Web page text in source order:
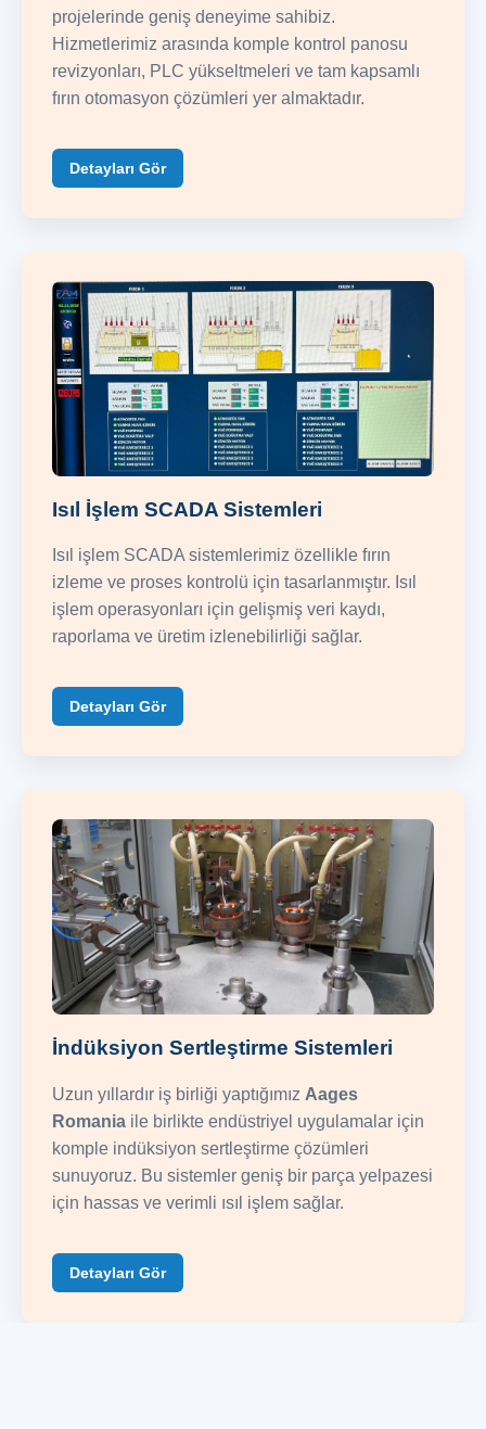
projelerinde geniş deneyime sahibiz.
Hizmetlerimiz arasında komple kontrol panosu
revizyonları, PLC yükseltmeleri ve tam kapsamlı
fırın otomasyon çözümleri yer almaktadır.
Detayları Gör
Isıl İşlem SCADA Sistemleri
Isıl işlem SCADA sistemlerimiz özellikle fırın
izleme ve proses kontrolü için tasarlanmıştır. Isıl
işlem operasyonları için gelişmiş veri kaydı,
raporlama ve üretim izlenebilirliği sağlar.
Detayları Gör
İndüksiyon Sertleştirme Sistemleri
Uzun yıllardır iş birliği yaptığımız Aages
Romania ile birlikte endüstriyel uygulamalar için
komple indüksiyon sertleştirme çözümleri
sunuyoruz. Bu sistemler geniş bir parça yelpazesi
için hassas ve verimli ısıl işlem sağlar.
Detayları Gör